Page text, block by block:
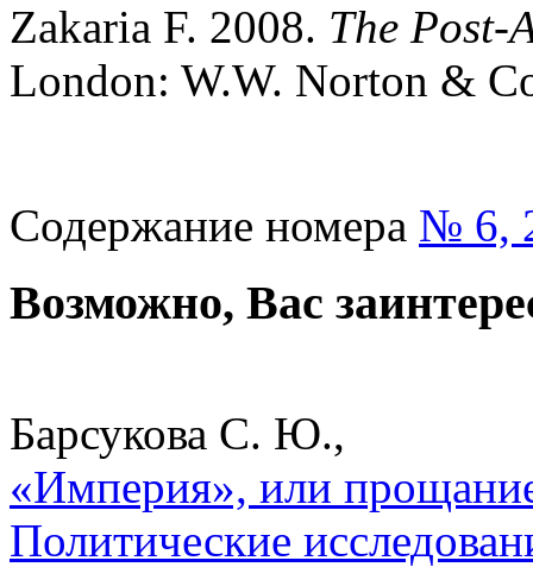
Zakaria F. 2008. The Post-
London: W.W. Norton &
Содержание номера № 6,
Возможно, Вас
Барсукова С. Ю.,
«Империя», или
Политические